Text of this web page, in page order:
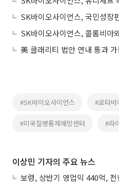
SK바이오사이언스, 국민성장
#SK바이오사이언스 #로타바
#미국질병통제예방센터 #라
이상민 기자의 주요 뉴스